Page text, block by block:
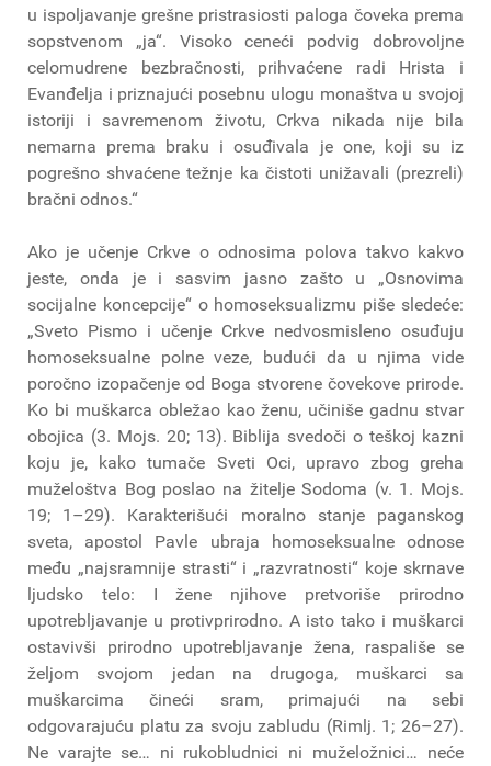
u ispoljavanje grešne pristrasiosti paloga čoveka prema
sopstvenom „ja“. Visoko ceneći podvig dobrovoljne
celomudrene bezbračnosti, prihvaćene radi Hrista i
Evanđelja i priznajući posebnu ulogu monaštva u svojoj
istoriji i savremenom životu, Crkva nikada nije bila
nemarna prema braku i osuđivala je one, koji su iz
pogrešno shvaćene težnje ka čistoti unižavali (prezreli)
bračni odnos.“
Ako je učenje Crkve o odnosima polova takvo kakvo
jeste, onda je i sasvim jasno zašto u „Osnovima
socijalne koncepcije“ o homoseksualizmu piše sledeće:
„Sveto Pismo i učenje Crkve nedvosmisleno osuđuju
homoseksualne polne veze, budući da u njima vide
poročno izopačenje od Boga stvorene čovekove prirode.
Ko bi muškarca obležao kao ženu, učiniše gadnu stvar
obojica (3. Mojs. 20; 13). Biblija svedoči o teškoj kazni
koju je, kako tumače Sveti Oci, upravo zbog greha
muželoštva Bog poslao na žitelje Sodoma (v. 1. Mojs.
19; 1–29). Karakterišući moralno stanje paganskog
sveta, apostol Pavle ubraja homoseksualne odnose
među „najsramnije strasti“ i „razvratnosti“ koje skrnave
ljudsko telo: I žene njihove pretvoriše prirodno
upotrebljavanje u protivprirodno. A isto tako i muškarci
ostavivši prirodno upotrebljavanje žena, raspališe se
željom svojom jedan na drugoga, muškarci sa
muškarcima čineći sram, primajući na sebi
odgovarajuću platu za svoju zabludu (Rimlj. 1; 26–27).
Ne varajte se… ni rukobludnici ni muželožnici… neće